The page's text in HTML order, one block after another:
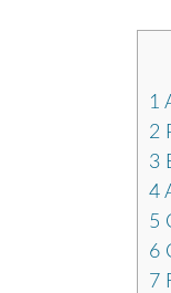
1
2
3
4
5
6
7